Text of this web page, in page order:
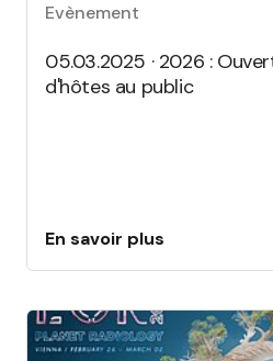
Evènement
05.03.2025 · 2026 :
d'hôtes au public
En savoir plus